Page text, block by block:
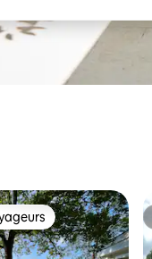
les plus appréciés